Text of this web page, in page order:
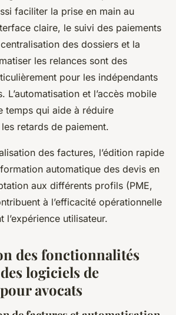
faciliter la prise en main au
claire, le suivi des paiements
des dossiers et la
les relances sont des
pour les indépendants
L’automatisation et l’accès mobile
temps qui aide à réduire
retards de paiement.
des factures, l’édition rapide
automatique des devis en
aux différents profils (PME,
à l’efficacité opérationnelle
l’expérience utilisateur.
des fonctionnalités
logiciels de
avocats